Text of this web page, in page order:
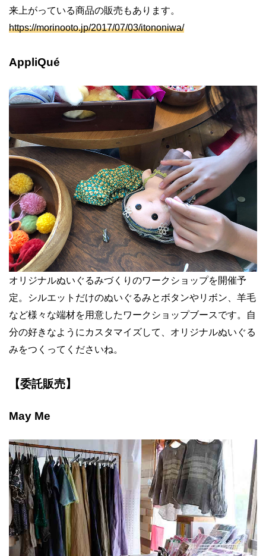
来上がっている商品の販売もあります。
https://morinooto.jp/2017/07/03/itononiwa/
AppliQué
オリジナルぬいぐるみづくりのワークショップを開催予
定。シルエットだけのぬいぐるみとボタンやリボン、羊毛
など様々な端材を用意したワークショップブースです。自
分の好きなようにカスタマイズして、オリジナルぬいぐる
みをつくってくださいね。
【委託販売】
May Me